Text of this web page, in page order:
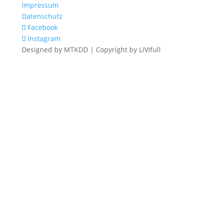
Impressum
Datenschutz
Facebook
Instagram
Designed by MTKDD | Copyright by LIVIfull